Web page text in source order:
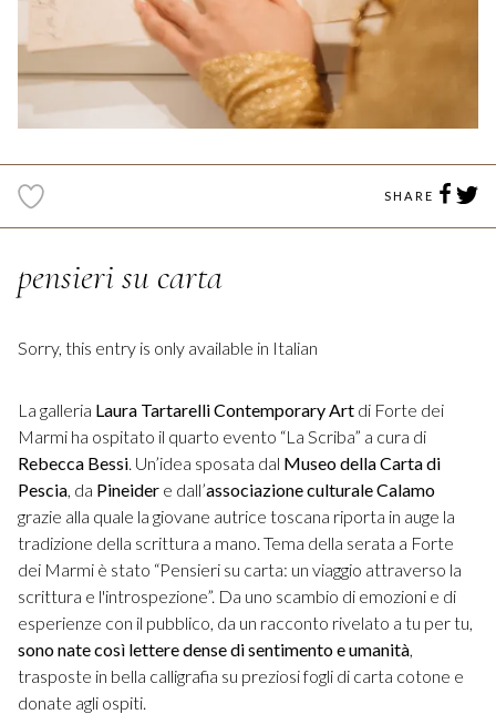
SHARE
pensieri su carta
Sorry, this entry is only available in Italian
La galleria Laura Tartarelli Contemporary Art di Forte dei
Marmi ha ospitato il quarto evento “La Scriba” a cura di
Rebecca Bessi. Un’idea sposata dal Museo della Carta di
Pescia, da Pineider e dall’associazione culturale Calamo
grazie alla quale la giovane autrice toscana riporta in auge la
tradizione della scrittura a mano. Tema della serata a Forte
dei Marmi è stato “Pensieri su carta: un viaggio attraverso la
scrittura e l'introspezione”. Da uno scambio di emozioni e di
esperienze con il pubblico, da un racconto rivelato a tu per tu,
sono nate così lettere dense di sentimento e umanità,
trasposte in bella calligrafia su preziosi fogli di carta cotone e
donate agli ospiti.